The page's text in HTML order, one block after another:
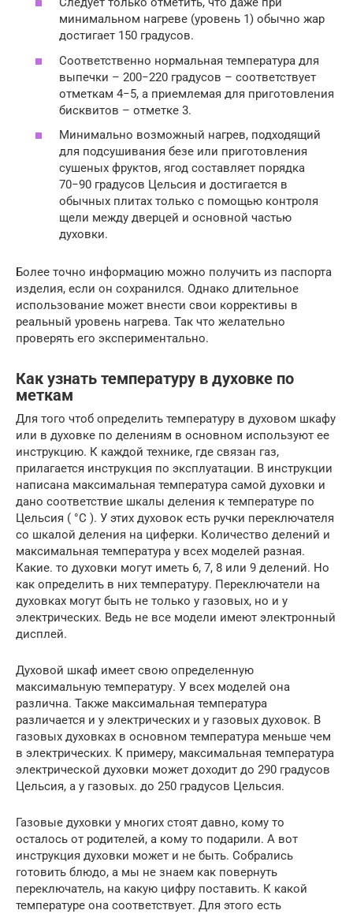
минимальном нагреве (уровень 1) обычно жар
достигает 150 градусов.
Соответственно нормальная температура для
выпечки – 200−220 градусов – соответствует
отметкам 4−5, а приемлемая для приготовления
бисквитов – отметке 3.
Минимально возможный нагрев, подходящий
для подсушивания безе или приготовления
сушеных фруктов, ягод составляет порядка
70−90 градусов Цельсия и достигается в
обычных плитах только с помощью контроля
щели между дверцей и основной частью
духовки.
Более точно информацию можно получить из паспорта
изделия, если он сохранился. Однако длительное
использование может внести свои коррективы в
реальный уровень нагрева. Так что желательно
проверять его экспериментально.
Как узнать температуру в духовке по
меткам
Для того чтоб определить температуру в духовом шкафу
или в духовке по делениям в основном используют ее
инструкцию. К каждой технике, где связан газ,
прилагается инструкция по эксплуатации. В инструкции
написана максимальная температура самой духовки и
дано соответствие шкалы деления к температуре по
Цельсия ( °C ). У этих духовок есть ручки переключателя
со шкалой деления на циферки. Количество делений и
максимальная температура у всех моделей разная.
Какие. то духовки могут иметь 6, 7, 8 или 9 делений. Но
как определить в них температуру. Переключатели на
духовках могут быть не только у газовых, но и у
электрических. Ведь не все модели имеют электронный
дисплей.
Духовой шкаф имеет свою определенную
максимальную температуру. У всех моделей она
различна. Также максимальная температура
различается и у электрических и у газовых духовок. В
газовых духовках в основном температура меньше чем
в электрических. К примеру, максимальная температура
электрической духовки может доходит до 290 градусов
Цельсия, а у газовых. до 250 градусов Цельсия.
Газовые духовки у многих стоят давно, кому то
осталось от родителей, а кому то подарили. А вот
инструкция духовки может и не быть. Собрались
готовить блюдо, а мы не знаем как повернуть
переключатель, на какую цифру поставить. К какой
температуре она соответствует. Для этого есть